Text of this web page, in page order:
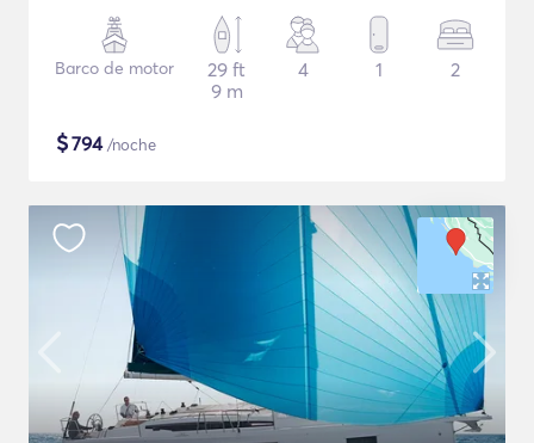
Barco de motor
29 ft
9 m
4 1 2
$794/noche